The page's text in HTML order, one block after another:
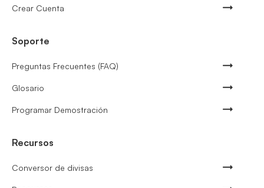
Crear Cuenta
Soporte
Preguntas Frecuentes (FAQ)
Glosario
Programar Demostración
Recursos
Conversor de divisas